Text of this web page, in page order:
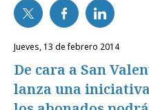
jueves, 13 de febrero 2014
De cara a San
lanza una